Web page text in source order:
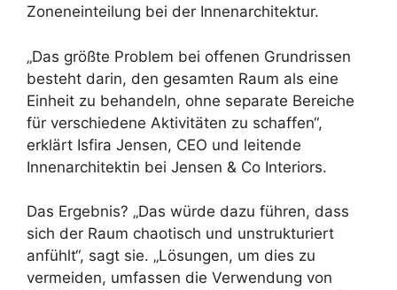
Zoneneinteilung bei der Innenarchitektur.
„Das größte Problem bei offenen Grundrissen
besteht darin, den gesamten Raum als eine
Einheit zu behandeln, ohne separate Bereiche
für verschiedene Aktivitäten zu schaffen“,
erklärt Isfira Jensen, CEO und leitende
Innenarchitektin bei Jensen & Co Interiors.
Das Ergebnis? „Das würde dazu führen, dass
sich der Raum chaotisch und unstrukturiert
anfühlt“, sagt sie. „Lösungen, um dies zu
vermeiden, umfassen die Verwendung von